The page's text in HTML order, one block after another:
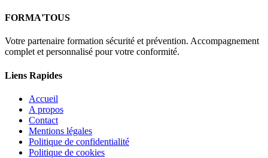
FORMA'TOUS
Votre partenaire formation sécurité et prévention. Accompagnement
complet et personnalisé pour votre conformité.
Liens Rapides
Accueil
A propos
Contact
Mentions légales
Politique de confidentialité
Politique de cookies